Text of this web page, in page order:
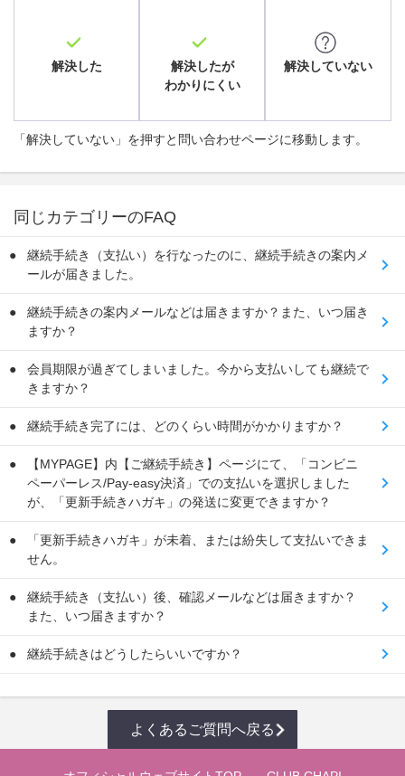
解決した
解決したが
わかりにくい
解決していない
「解決していない」を押すと問い合わせページに移動します。
同じカテゴリーのFAQ
継続手続き（支払い）を行なったのに、継続手続きの案内メ
ールが届きました。
継続手続きの案内メールなどは届きますか？また、いつ届き
ますか？
会員期限が過ぎてしまいました。今から支払いしても継続で
きますか？
継続手続き完了には、どのくらい時間がかかりますか？
【MYPAGE】内【ご継続手続き】ページにて、「コンビニ
ペーパーレス/Pay-easy決済」での支払いを選択しました
が、「更新手続きハガキ」の発送に変更できますか？
「更新手続きハガキ」が未着、または紛失して支払いできま
せん。
継続手続き（支払い）後、確認メールなどは届きますか？
また、いつ届きますか？
継続手続きはどうしたらいいですか？
よくあるご質問へ戻る